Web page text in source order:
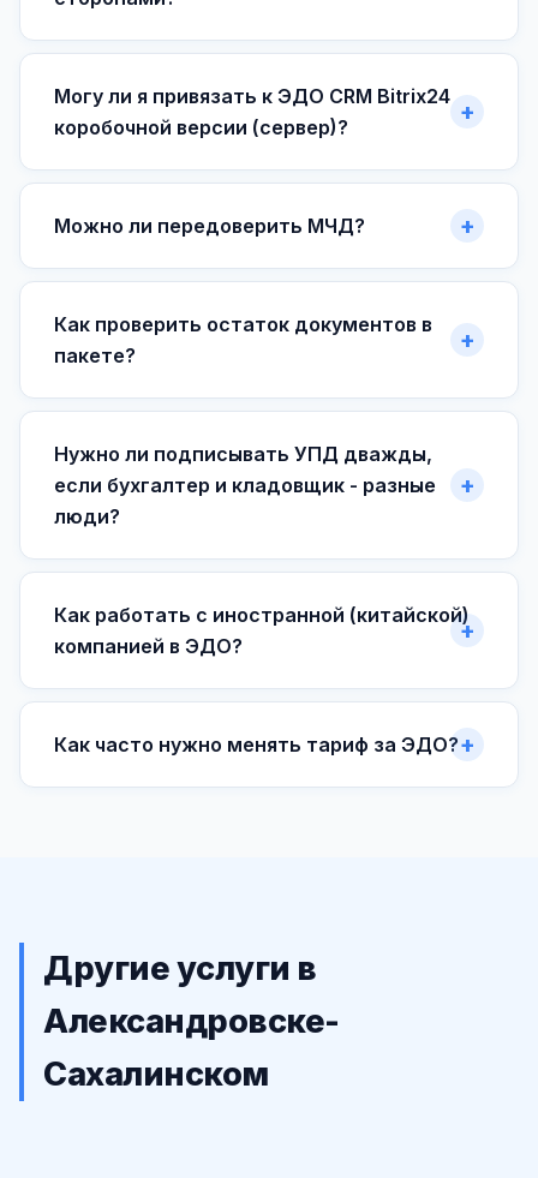
Могу ли я привязать к ЭДО CRM Bitrix24
коробочной версии (сервер)?
Можно ли передоверить МЧД?
Как проверить остаток документов в
пакете?
Нужно ли подписывать УПД дважды,
если бухгалтер и кладовщик - разные
люди?
Как работать с иностранной (китайской)
компанией в ЭДО?
Как часто нужно менять тариф за ЭДО?
Другие услуги в
Александровске-
Сахалинском